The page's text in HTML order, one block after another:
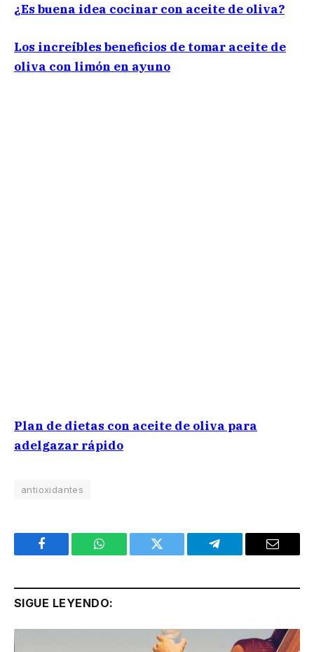
¿Es buena idea cocinar con aceite de oliva?
Los increíbles beneficios de tomar aceite de
oliva con limón en ayuno
Plan de dietas con aceite de oliva para
adelgazar rápido
antioxidantes
Facebook WhatsApp Twitter Telegram Email
SIGUE LEYENDO: